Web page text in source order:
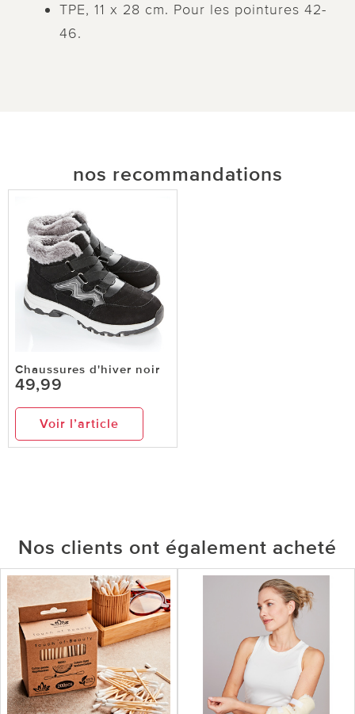
TPE, 11 x 28 cm. Pour les pointures 42-
46.
nos recommandations
Chaussures d'hiver noir
49,99
Voir l’article
Nos clients ont également acheté